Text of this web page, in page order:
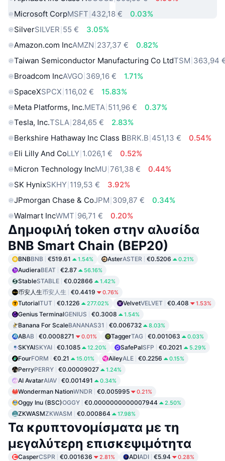
Microsoft CorpMSFT 432,18 €
0.03%
SilverSILVER 55 €
3.05%
Amazon.com IncAMZN 237,37 €
0.82%
Taiwan Semiconductor Manufacturing Co LtdTSM 363,94
Broadcom IncAVGO 369,16 €
1.71%
SpaceXSPCX 116,02 €
15.83%
Meta Platforms, Inc.META 511,96 €
0.37%
Tesla, Inc.TSLA 284,65 €
2.83%
Berkshire Hathaway Inc Class BBRK.B 451,13 €
0.54%
Eli Lilly And CoLLY 1.026,1 €
0.52%
Micron Technology IncMU 761,38 €
0.44%
SK HynixSKHY 119,53 €
3.92%
JPmorgan Chase & CoJPM 309,87 €
0.34%
Walmart IncWMT 96,71 € 0.20%
Δημοφιλή token στην αλυσίδα
BNB Smart Chain (BEP20)
BNBBNB €519.61 1.54% AsterASTER €0.5206 0.21%
AudieraBEAT €2.87 56.16%
StableSTABLE €0.02866 1.42%
币安人生币安人生 €0.4419 0.76%
TutorialTUT €0.1226 277.02% VelvetVELVET €0.408 1.53%
Genius TerminalGENIUS €0.3008 1.54%
Banana For ScaleBANANAS31 €0.006732 8.03%
ABAB €0.0008271 0.01% TaggerTAG €0.001063 0.03%
SKYAISKYAI €0.1085 12.20% SafePalSFP €0.2021 5.29%
FourFORM €0.21 15.01% AileyALE €0.2256 0.15%
PerryPERRY €0.00009027 1.24%
AI AvatarAIAV €0.001491 0.34%
Wonderman NationWNDR €0.005995 0.21%
Oggy Inu (BSC)OGGY €0.0000000000007944 2.50%
ZKWASMZKWASM €0.000864 17.98%
Τα κρυπτονομίσματα με τη
μεγαλύτερη επισκεψιμότητα
CasperCSPR €0.001636 2.81% ADIADI €5.94 0.28%